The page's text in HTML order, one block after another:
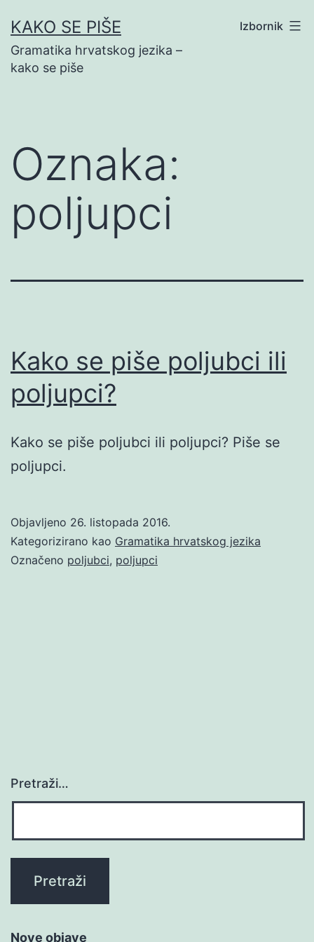
na
sadržaj
KAKO SE PIŠE
Gramatika hrvatskog jezika –
kako se piše
Izbornik
Oznaka:
poljupci
Kako se piše poljubci ili
poljupci?
Kako se piše poljubci ili poljupci? Piše se
poljupci.
Objavljeno 26. listopada 2016.
Kategorizirano kao Gramatika hrvatskog jezika
Označeno poljubci, poljupci
Pretraži…
Nove objave